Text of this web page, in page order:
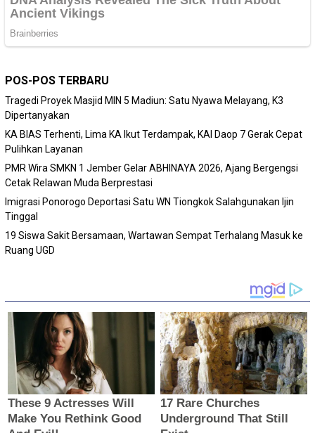
POS-POS TERBARU
Tragedi Proyek Masjid MIN 5 Madiun: Satu Nyawa Melayang, K3
Dipertanyakan
KA BIAS Terhenti, Lima KA Ikut Terdampak, KAI Daop 7 Gerak Cepat
Pulihkan Layanan
PMR Wira SMKN 1 Jember Gelar ABHINAYA 2026, Ajang Bergengsi
Cetak Relawan Muda Berprestasi
Imigrasi Ponorogo Deportasi Satu WN Tiongkok Salahgunakan Ijin
Tinggal
19 Siswa Sakit Bersamaan, Wartawan Sempat Terhalang Masuk ke
Ruang UGD